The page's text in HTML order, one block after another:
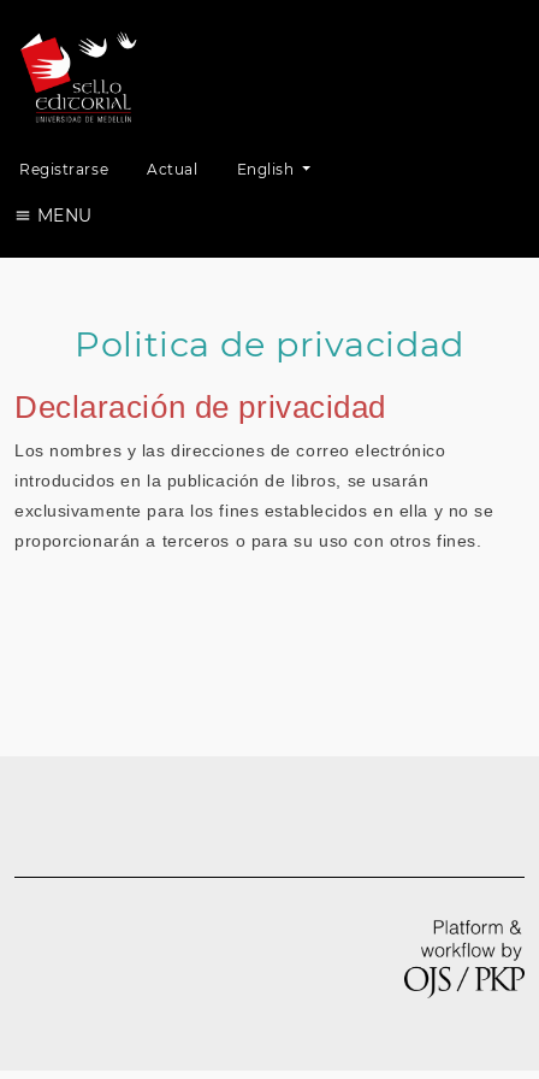
Registrarse Actual Change the language. The current
English
MENU
Politica de privacidad
Declaración de privacidad
Los nombres y las direcciones de correo electrónico
introducidos en la publicación de libros, se usarán
exclusivamente para los fines establecidos en ella y no se
proporcionarán a terceros o para su uso con otros fines.